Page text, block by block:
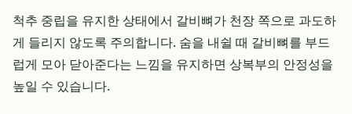
척추 중립을 유지한 상태에서 갈비뼈가 천장 쪽으로 과도하
게 들리지 않도록 주의합니다. 숨을 내쉴 때 갈비뼈를 부드
럽게 모아 닫아준다는 느낌을 유지하면 상복부의 안정성을
높일 수 있습니다.